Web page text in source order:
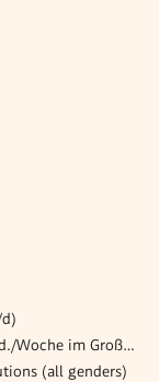
Vertretung Standortleitung (m/w/d) für 30 Std./Woche im Großraum Graz
(all genders)